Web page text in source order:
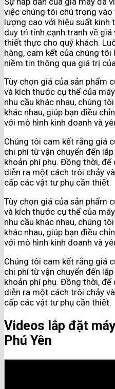
việc chúng tôi chú trọng
lượng cao với hiệu suất kinh
duy trì tính cạnh tranh về
thiết thực cho quý khách.
hàng, cam kết của chúng tôi
niềm tin thông qua giá trị
Tùy chọn giá của sản phẩm
và kích thước cụ thể của
nhu cầu khác nhau, chúng
khác nhau, giúp bạn điều
với mô hình kinh doanh và
Chúng tôi cam kết rằng giá
chi phí từ vận chuyển đến
khoản phí phụ. Đồng thời,
diễn ra một cách trôi chảy
cấp các vật tư phụ cần thiết.
Tùy chọn giá của sản phẩm
và kích thước cụ thể của
nhu cầu khác nhau, chúng
khác nhau, giúp bạn điều
với mô hình kinh doanh và
Chúng tôi cam kết rằng giá
chi phí từ vận chuyển đến
khoản phí phụ. Đồng thời,
diễn ra một cách trôi chảy
cấp các vật tư phụ cần thiết.
Videos lắp đặt
Phú Yên